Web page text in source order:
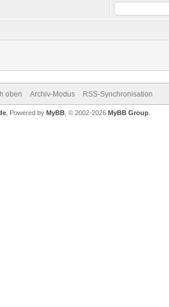
oben Archiv-Modus RSS-Synchronisation
, Powered by MyBB , © 2002-2026 MyBB Group